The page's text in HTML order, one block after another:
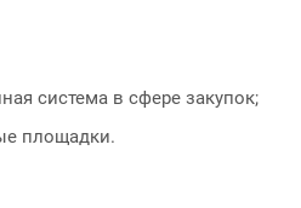
система в сфере закупок;
площадки.